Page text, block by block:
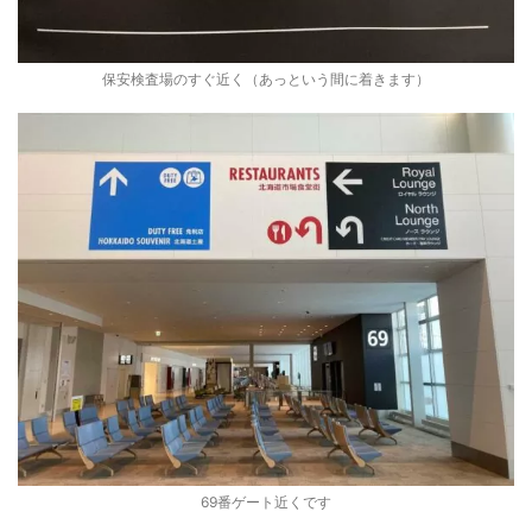
保安検査場のすぐ近く（あっという間に着きます）
69番ゲート近くです